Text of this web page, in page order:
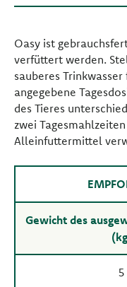
Oasy ist
verfüttert werden.
sauberes
angegebene
des Tieres
zwei
Alleinfuttermittel
Gewicht des
5